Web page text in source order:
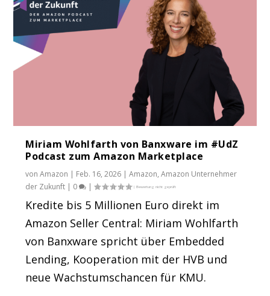
Miriam Wohlfarth von Banxware im #UdZ
Podcast zum Amazon Marketplace
vonAmazon | Feb. 16, 2026 |Amazon,Amazon Unternehmer
der Zukunft | 0 |
Kredite bis 5 Millionen Euro direkt im
Amazon Seller Central: Miriam Wohlfarth
von Banxware spricht über Embedded
Lending, Kooperation mit der HVB und
neue Wachstumschancen für KMU.